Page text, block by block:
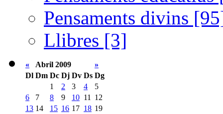
Pensaments divins
Llibres [3]
« Abril 2009
»
Dl Dm Dc Dj Dv Ds Dg
1
2 3 4
5
6
7 8 9 10 11
12
13 14 15 16 17 18 19